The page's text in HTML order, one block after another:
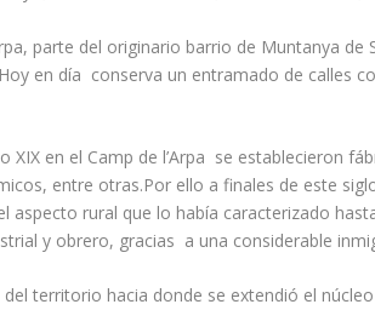
parte del originario barrio de Muntanya
en día conserva un entramado de calles
XIX en el Camp de l’Arpa se establecieron
entre otras.Por ello a finales de este
aspecto rural que lo había caracterizado
y obrero, gracias a una considerable
territorio hacia donde se extendió el